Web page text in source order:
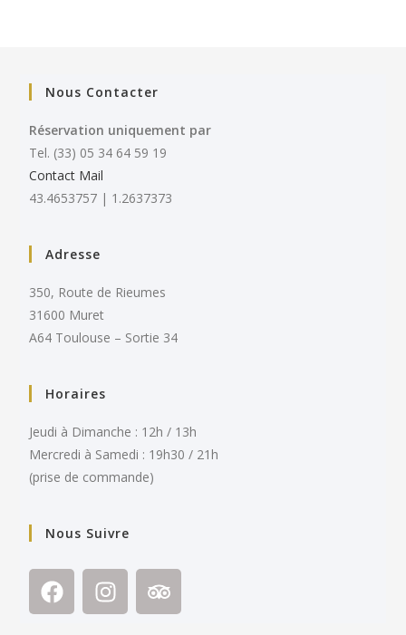
Nous Contacter
Réservation uniquement par
Tel. (33) 05 34 64 59 19
Contact Mail
43.4653757 | 1.2637373
Adresse
350, Route de Rieumes
31600 Muret
A64 Toulouse – Sortie 34
Horaires
Jeudi à Dimanche : 12h / 13h
Mercredi à Samedi : 19h30 / 21h
(prise de commande)
Nous Suivre